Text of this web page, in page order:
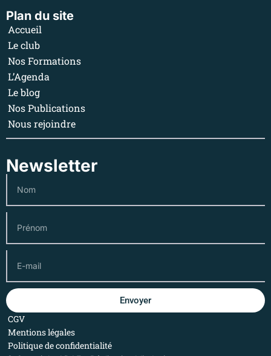
Plan du site
Accueil
Le club
Nos Formations
L’Agenda
Le blog
Nos Publications
Nous rejoindre
Newsletter
Envoyer
CGV
Mentions légales
Politique de confidentialité